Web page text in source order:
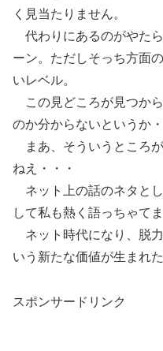
く見当たりません。
代わりにあるのがやた
ーン。ただしそっち方面
いレベル。
この見どころが見つか
のか分からないというか・
まあ、そういうところ
ねえ・・・
ネット上の話のネタと
して私も熱く語っちゃてま
ネット時代になり、脱
いう新たな価値が生まれ
スポンサードリンク